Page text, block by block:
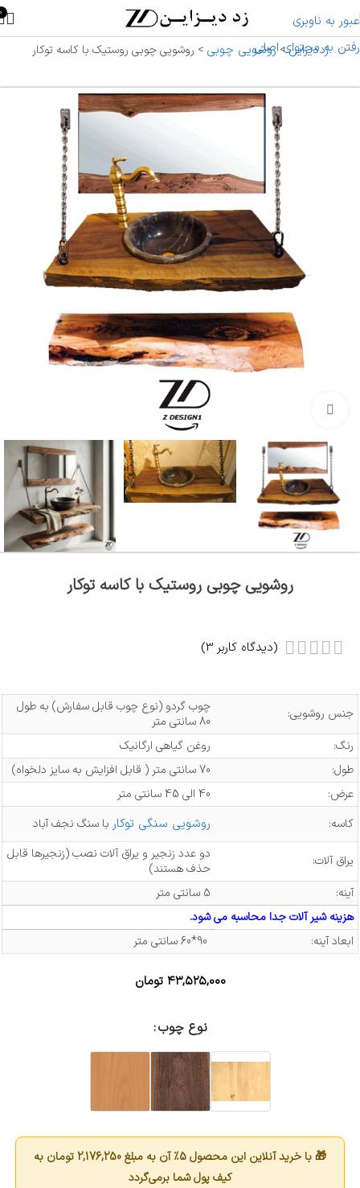
عبور به ناوبری
رفتن به محتوای اصلی
0
زددیزاین>روشویی چوبی > روشویی چوبی روستیک با کاسه توکار
روشویی چوبی روستیک با کاسه توکار
(دیدگاه کاربر 3
)
جنس روشویی:
چوب گردو (نوع چوب قابل سفارش) به طول
80 سانتی متر
رنگ:
روغن گیاهی ارگانیک
طول:
70 سانتی متر ( قابل افزایش به سایز دلخواه)
عرض:
40 الی 45 سانتی متر
کاسه:
روشویی سنگی توکار با سنگ نجف آباد
یراق آلات:
دو عدد زنجیر و یراق آلات نصب (زنجیرها قابل
حذف هستند)
آینه:
5 سانتی متر
هزینه شیر آلات جدا محاسبه می شود.
ابعاد آینه:
۴۳,۵۲۵,۰۰۰ تومان
نوع چوب
🎁 با خرید آنلاین این محصول 5٪ آن به مبلغ 2,176,250تومان به
کیف پول شما برمی‌گردد